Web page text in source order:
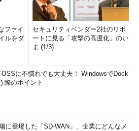
ファイ
ルをダ
セキュリティベンダー2社のリポ
ートに見る「攻撃の高度化」のい
ま (1/3)
OSSに不慣れでも大丈夫！ WindowsでDock
際のポイント
に登場した「SD-WAN」、企業にどんなメ